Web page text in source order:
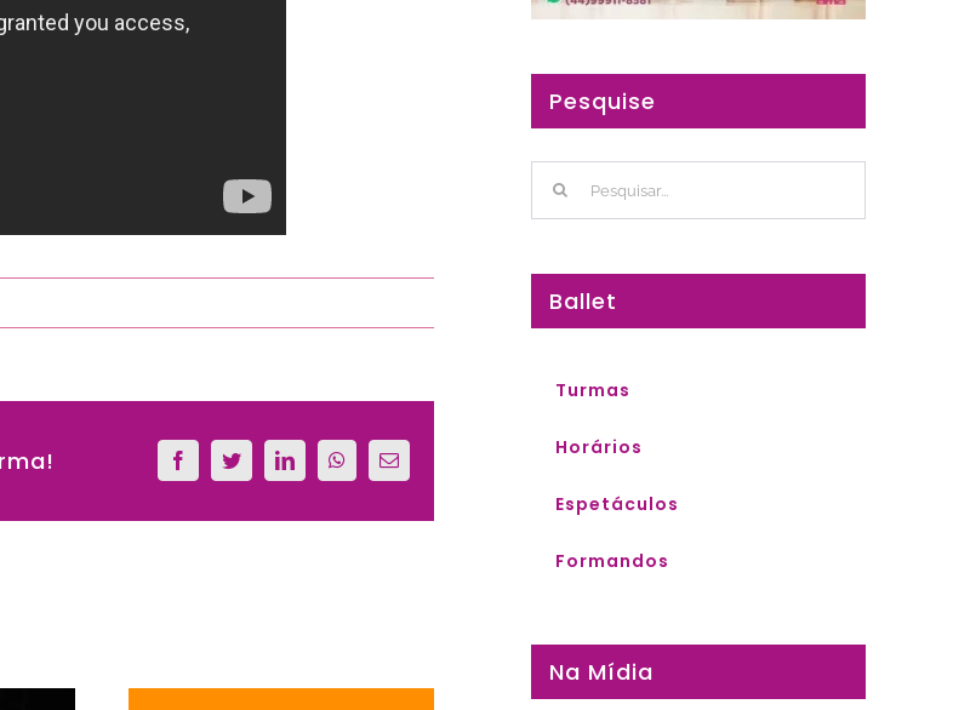
FacebookTwitterLinkedInWhatsApp
E-
mail
Pesquise
Buscar
resultados
Ballet
Turmas
Horários
Espetáculos
Formandos
Na Mídia